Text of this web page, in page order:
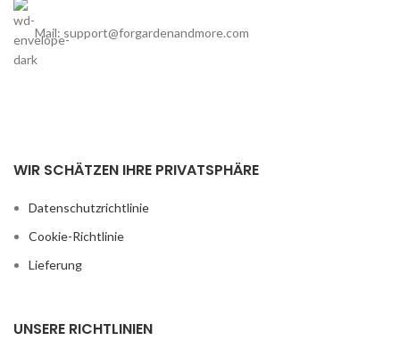
Mail: support@forgardenandmore.com
WIR SCHÄTZEN IHRE PRIVATSPHÄRE
Datenschutzrichtlinie
Cookie-Richtlinie
Lieferung
UNSERE RICHTLINIEN